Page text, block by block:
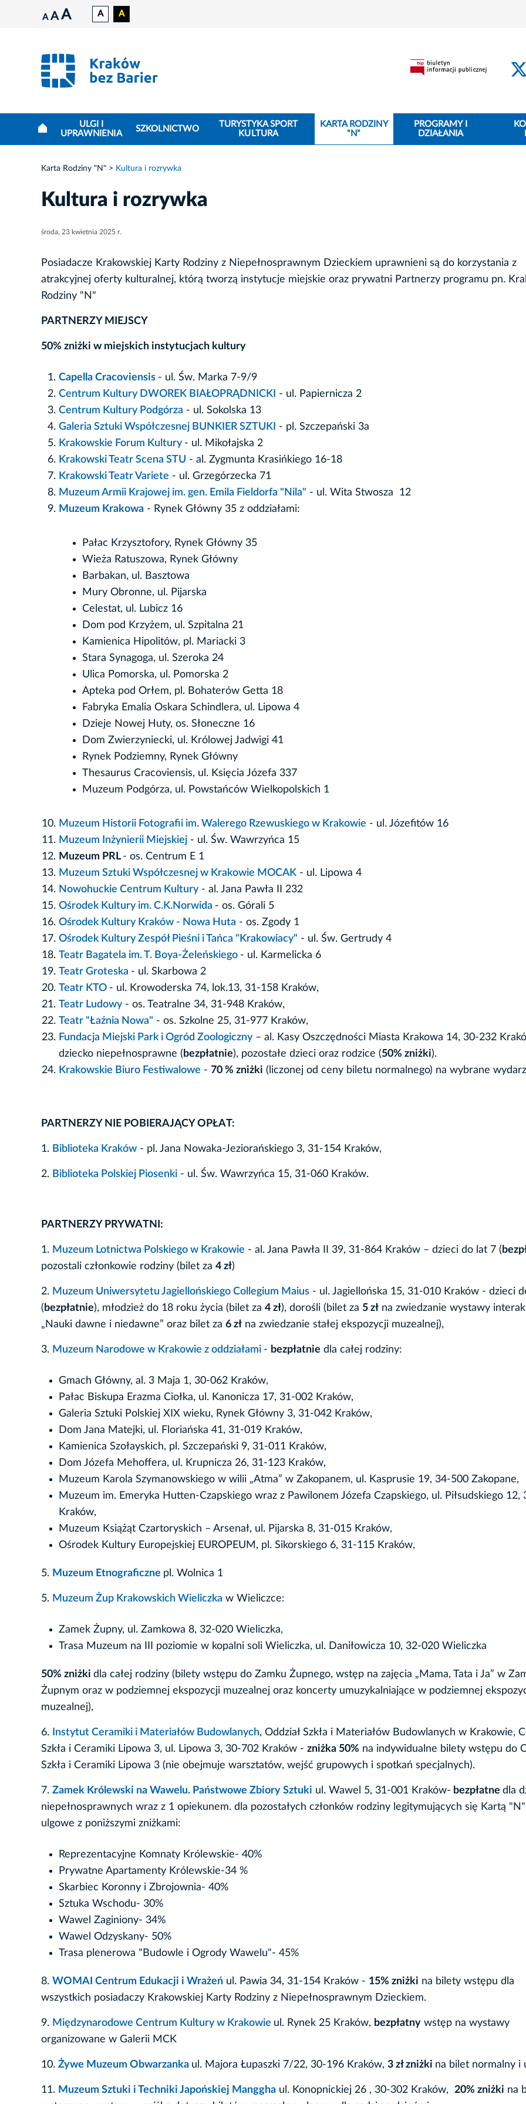
A A A A A
ULGI I
UPRAWNIENIA
SZKOLNICTWO
TURYSTYKA SPORT
KULTURA
KARTA RODZINY
"N"
PROGRAMY I
DZIAŁANIA
Karta Rodziny "N" Kultura i rozrywka
Kultura i rozrywka
środa, 23 kwietnia 2025 r.
Posiadacze Krakowskiej Karty Rodziny z Niepełnosprawnym Dzieckiem uprawnieni są do korzystania z
atrakcyjnej oferty kulturalnej, którą tworzą instytucje miejskie oraz prywatni Partnerzy programu pn.
Rodziny "N"
PARTNERZY MIEJSCY
50% zniżki w miejskich instytucjach kultury
Capella Cracoviensis - ul. Św. Marka 7-9/9
Centrum Kultury DWOREK BIAŁOPRĄDNICKI
- ul. Papiernicza 2
Centrum Kultury Podgórza - ul. Sokolska 13
Galeria Sztuki Współczesnej BUNKIER SZTUKI
- pl. Szczepański 3a
Krakowskie Forum Kultury - ul. Mikołajska 2
Krakowski Teatr Scena STU - al. Zygmunta Krasińkiego 16-18
Krakowski Teatr Variete - ul. Grzegórzecka 71
Muzeum Armii Krajowej im. gen. Emila Fieldorfa "Nila" - ul. Wita Stwosza 12
Muzeum Krakowa - Rynek Główny 35 z oddziałami:
Pałac Krzysztofory, Rynek Główny 35
Wieża Ratuszowa, Rynek Główny
Barbakan, ul. Basztowa
Mury Obronne, ul. Pijarska
Celestat, ul. Lubicz 16
Dom pod Krzyżem, ul. Szpitalna 21
Kamienica Hipolitów, pl. Mariacki 3
Stara Synagoga, ul. Szeroka 24
Ulica Pomorska, ul. Pomorska 2
Apteka pod Orłem, pl. Bohaterów Getta 18
Fabryka Emalia Oskara Schindlera, ul. Lipowa 4
Dzieje Nowej Huty, os. Słoneczne 16
Dom Zwierzyniecki, ul. Królowej Jadwigi 41
Rynek Podziemny, Rynek Główny
Thesaurus Cracoviensis, ul. Księcia Józefa 337
Muzeum Podgórza, ul. Powstańców Wielkopolskich 1
Muzeum Historii Fotografii im. Walerego Rzewuskiego w Krakowie - ul. Józefitów 16
Muzeum Inżynierii Miejskiej - ul. Św. Wawrzyńca 15
Muzeum PRL - os. Centrum E 1
Muzeum Sztuki Współczesnej w Krakowie MOCAK - ul. Lipowa 4
Nowohuckie Centrum Kultury - al. Jana Pawła II 232
Ośrodek Kultury im. C.K.Norwida - os. Górali 5
Ośrodek Kultury Kraków - Nowa Huta - os. Zgody 1
Ośrodek Kultury Zespół Pieśni i Tańca "Krakowiacy" - ul. Św. Gertrudy 4
Teatr Bagatela im. T. Boya-Żeleńskiego - ul. Karmelicka 6
Teatr Groteska - ul. Skarbowa 2
Teatr KTO - ul. Krowoderska 74, lok.13, 31-158 Kraków,
Teatr Ludowy - os. Teatralne 34, 31-948 Kraków,
Teatr "Łaźnia Nowa" - os. Szkolne 25, 31-977 Kraków,
Fundacja Miejski Park i Ogród Zoologiczny – al. Kasy Oszczędności Miasta Krakowa 14, 30-232
dziecko niepełnosprawne ( bezpłatnie), pozostałe dzieci oraz rodzice (50% zniżki).
Krakowskie Biuro Festiwalowe - 70 % zniżki (liczonej od ceny biletu normalnego) na wybrane
PARTNERZY NIE POBIERAJĄCY OPŁAT:
1. Biblioteka Kraków - pl. Jana Nowaka-Jeziorańskiego 3, 31-154 Kraków,
2. Biblioteka Polskiej Piosenki - ul. Św. Wawrzyńca 15, 31-060 Kraków.
PARTNERZY PRYWATNI:
1. Muzeum Lotnictwa Polskiego w Krakowie - al. Jana Pawła II 39, 31-864 Kraków – dzieci do lat 7 (
pozostali członkowie rodziny (bilet za 4 zł)
2. Muzeum Uniwersytetu Jagiellońskiego Collegium Maius - ul. Jagiellońska 15, 31-010 Kraków - dzieci
( bezpłatnie), młodzież do 18 roku życia (bilet za 4 zł), dorośli (bilet za 5 zł na zwiedzanie wystawy
„Nauki dawne i niedawne” oraz bilet za 6 zł na zwiedzanie stałej ekspozycji muzealnej),
3. Muzeum Narodowe w Krakowie z oddziałami - bezpłatnie dla całej rodziny:
Gmach Główny, al. 3 Maja 1, 30-062 Kraków,
Pałac Biskupa Erazma Ciołka, ul. Kanonicza 17, 31-002 Kraków,
Galeria Sztuki Polskiej XIX wieku, Rynek Główny 3, 31-042 Kraków,
Dom Jana Matejki, ul. Floriańska 41, 31-019 Kraków,
Kamienica Szołayskich, pl. Szczepański 9, 31-011 Kraków,
Dom Józefa Mehoffera, ul. Krupnicza 26, 31-123 Kraków,
Muzeum Karola Szymanowskiego w wilii „Atma” w Zakopanem, ul. Kasprusie 19, 34-500 Zakopane,
Muzeum im. Emeryka Hutten-Czapskiego wraz z Pawilonem Józefa Czapskiego, ul. Piłsudskiego 12,
Kraków,
Muzeum Książąt Czartoryskich – Arsenał, ul. Pijarska 8, 31-015 Kraków,
Ośrodek Kultury Europejskiej EUROPEUM, pl. Sikorskiego 6, 31-115 Kraków,
5. Muzeum Etnograficzne pl. Wolnica 1
5. Muzeum Żup Krakowskich Wieliczka w Wieliczce:
Zamek Żupny, ul. Zamkowa 8, 32-020 Wieliczka,
Trasa Muzeum na III poziomie w kopalni soli Wieliczka, ul. Daniłowicza 10, 32-020 Wieliczka
50% zniżki dla całej rodziny (bilety wstępu do Zamku Żupnego, wstęp na zajęcia „Mama, Tata i Ja” w
Żupnym oraz w podziemnej ekspozycji muzealnej oraz koncerty umuzykalniające w podziemnej
muzealnej),
6. Instytut Ceramiki i Materiałów Budowlanych, Oddział Szkła i Materiałów Budowlanych w Krakowie,
Szkła i Ceramiki Lipowa 3, ul. Lipowa 3, 30-702 Kraków - zniżka 50% na indywidualne bilety wstępu do
Szkła i Ceramiki Lipowa 3 (nie obejmuje warsztatów, wejść grupowych i spotkań specjalnych).
7. Zamek Królewski na Wawelu. Państwowe Zbiory Sztuki ul. Wawel 5, 31-001 Kraków- bezpłatne dla
niepełnosprawnych wraz z 1 opiekunem. dla pozostałych członków rodziny legitymujących się Kartą
ulgowe z poniższymi zniżkami:
Reprezentacyjne Komnaty Królewskie- 40%
Prywatne Apartamenty Królewskie-34 %
Skarbiec Koronny i Zbrojownia- 40%
Sztuka Wschodu- 30%
Wawel Zaginiony- 34%
Wawel Odzyskany- 50%
Trasa plenerowa "Budowle i Ogrody Wawelu"- 45%
8. WOMAI Centrum Edukacji i Wrażeń ul. Pawia 34, 31-154 Kraków - 15% zniżki na bilety wstępu dla
wszystkich posiadaczy Krakowskiej Karty Rodziny z Niepełnosprawnym Dzieckiem.
9. Międzynarodowe Centrum Kultury w Krakowie ul. Rynek 25 Kraków, bezpłatny wstęp na wystawy
organizowane w Galerii MCK
10. Żywe Muzeum Obwarzanka ul. Majora Łupaszki 7/22, 30-196 Kraków, 3 zł zniżki na bilet normalny i
11. Muzeum Sztuki i Techniki Japońskiej Manggha ul. Konopnickiej 26 , 30-302 Kraków, 20% zniżki na